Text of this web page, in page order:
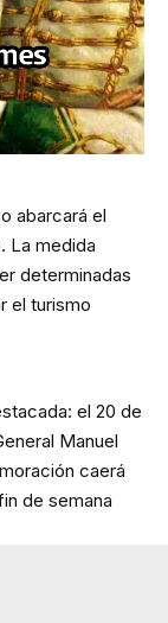
abarcará el
La medida
determinadas
el turismo
el 20 de
Manuel
caerá
de semana